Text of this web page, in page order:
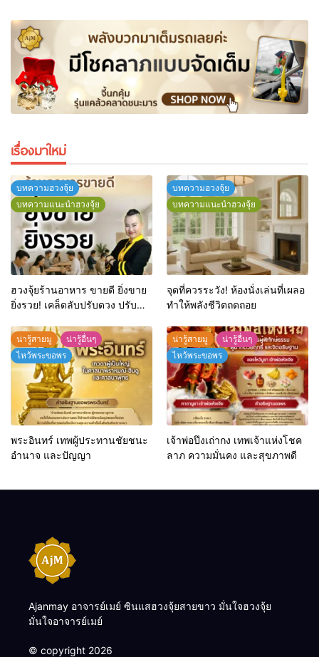
เรื่องมาใหม่
บทความฮวงจุ้ย
บทความแนะนำฮวงจุ้ย
ฮวงจุ้ยร้านอาหาร ขายดี ยิ่งขาย
ยิ่งรวย! เคล็ดลับปรับดวง ปรับ
บทความฮวงจุ้ย
บทความแนะนำฮวงจุ้ย
จุดที่ควรระวัง! ห้องนั่งเล่นที่เผลอ
ทำให้พลังชีวิตถดถอย
น่ารู้สายมู
น่ารู้อื่นๆ
ไหว้พระขอพร
พระอินทร์ เทพผู้ประทานชัยชนะ
อำนาจ และปัญญา
น่ารู้สายมู
น่ารู้อื่นๆ
ไหว้พระขอพร
เจ้าพ่อปึงเถ่ากง เทพเจ้าแห่งโชค
ลาภ ความมั่นคง และสุขภาพดี
Ajanmay อาจารย์เมย์ ซินแสฮวงจุ้ยสายขาว มั่นใจฮวงจุ้ย
มั่นใจอาจารย์เมย์
© copyright 2026